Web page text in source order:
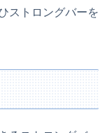
ストロングバーを